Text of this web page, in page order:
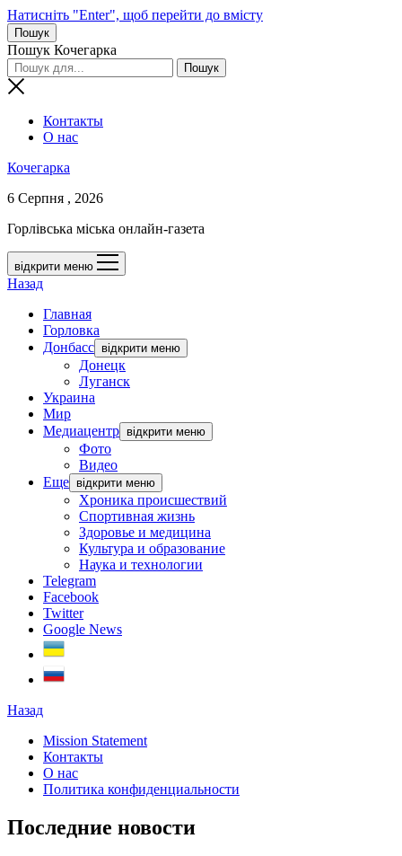
Натисніть "Enter", щоб перейти до вмісту
Пошук
Пошук Кочегарка
Контакты
О нас
Кочегарка
6 Серпня , 2026
Горлівська міська онлайн-газета
відкрити меню
Назад
Главная
Горловка
Донбасс відкрити меню
Донецк
Луганск
Украина
Мир
Медиацентр відкрити меню
Фото
Видео
Еще відкрити меню
Хроника происшествий
Спортивная жизнь
Здоровье и медицина
Культура и образование
Наука и технологии
Telegram
Facebook
Twitter
Google News
Назад
Mission Statement
Контакты
О нас
Политика конфиденциальности
Последние новости